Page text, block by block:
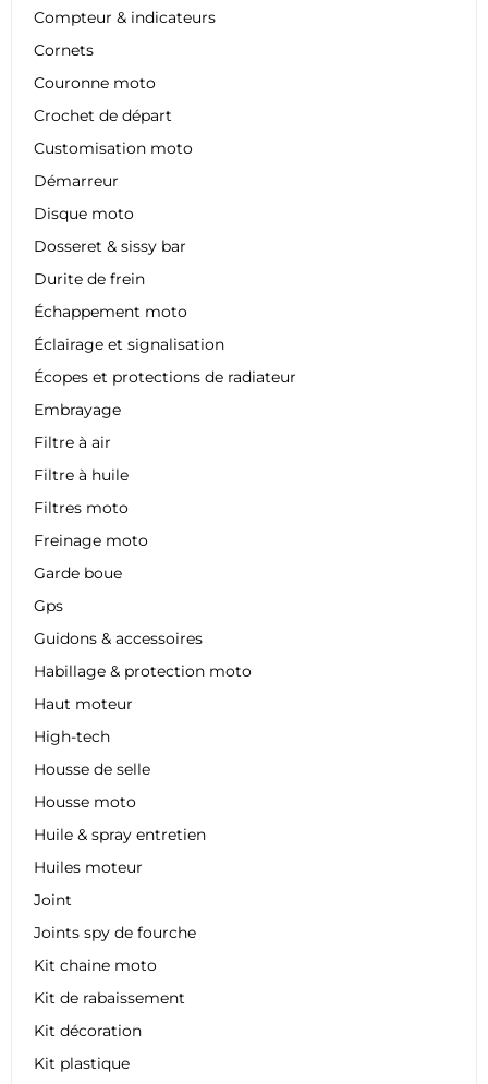
Compteur & indicateurs
Cornets
Couronne moto
Crochet de départ
Customisation moto
Démarreur
Disque moto
Dosseret & sissy bar
Durite de frein
Échappement moto
Éclairage et signalisation
Écopes et protections de radiateur
Embrayage
Filtre à air
Filtre à huile
Filtres moto
Freinage moto
Garde boue
Gps
Guidons & accessoires
Habillage & protection moto
Haut moteur
High-tech
Housse de selle
Housse moto
Huile & spray entretien
Huiles moteur
Joint
Joints spy de fourche
Kit chaine moto
Kit de rabaissement
Kit décoration
Kit plastique